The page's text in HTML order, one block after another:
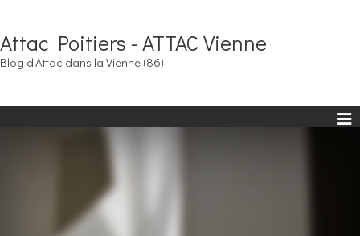
Attac Poitiers - ATTAC Vienne
Blog d'Attac dans la Vienne (86)